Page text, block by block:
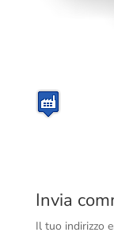
Invia
Il tuo indirizzo